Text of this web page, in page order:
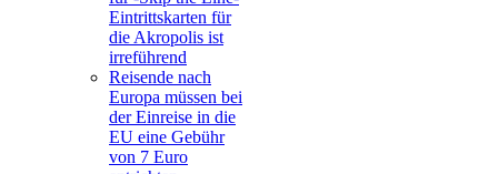
Eintrittskarten für
die Akropolis ist
irreführend
Reisende nach
Europa müssen bei
der Einreise in die
EU eine Gebühr
von 7 Euro